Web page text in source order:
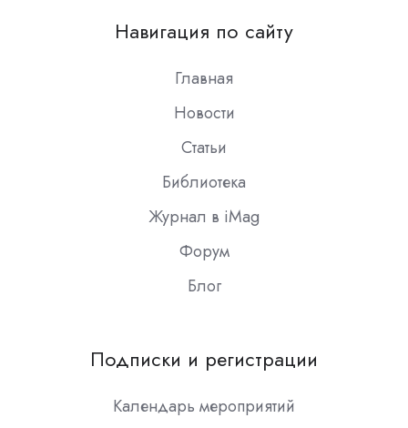
Slack
Навигация по сайту
Главная
Новости
Статьи
Библиотека
Журнал в iMag
Форум
Блог
Подписки и регистрации
Календарь мероприятий